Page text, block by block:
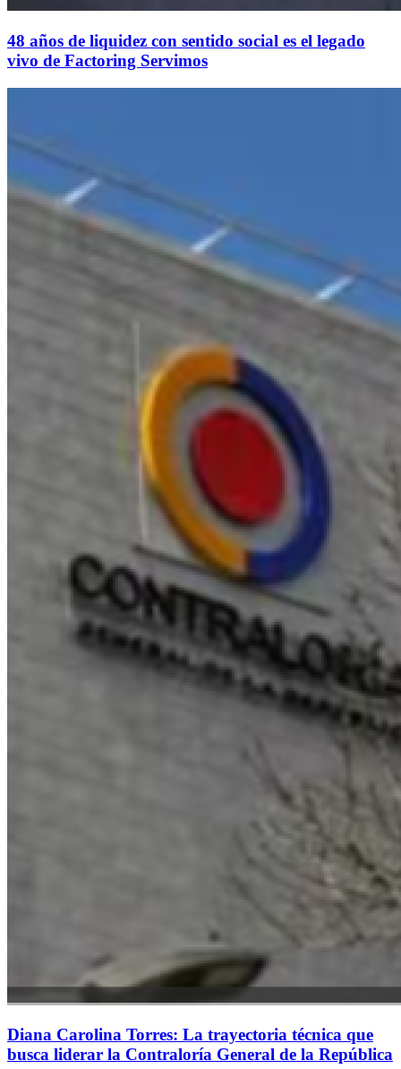
48 años de liquidez con sentido social es el legado
vivo de Factoring Servimos
Diana Carolina Torres: La trayectoria técnica que
busca liderar la Contraloría General de la República